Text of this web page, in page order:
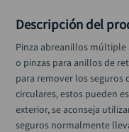
Descripción del
Pinza abreanillos múltiple
o pinzas para anillos de
para remover los seguros
circulares, estos pueden
exterior, se aconseja
seguros normalmente
taladro inalámbrico
llave